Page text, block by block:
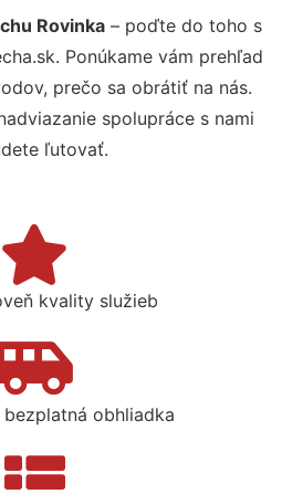
Rovinka – poďte do toho s
Ponúkame vám prehľad
prečo sa obrátiť na nás.
spolupráce s nami
ľutovať.
kvality služieb
bezplatná obhliadka